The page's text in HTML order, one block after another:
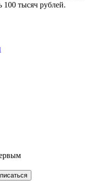
100 тысяч рублей.